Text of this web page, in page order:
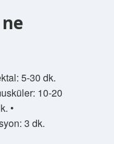
5-30 dk.
10-20
•
3 dk.